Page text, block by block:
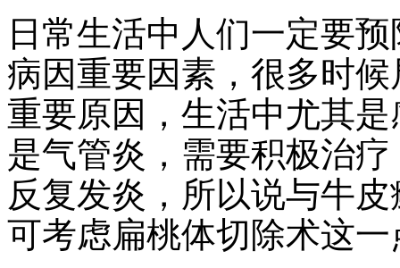
日常生活中人们一定要
病因重要因素，很多时
重要原因，生活中尤其
是气管炎，需要积极治
反复发炎，所以说与牛
可考虑扁桃体切除术这